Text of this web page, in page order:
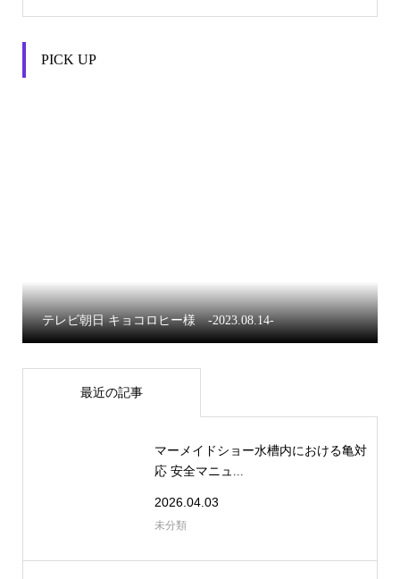
PICK UP
テレビ朝日 キョコロヒー様 -2023.08.14-
最近の記事
マーメイドショー水槽内における亀対
応 安全マニュ...
2026.04.03
未分類